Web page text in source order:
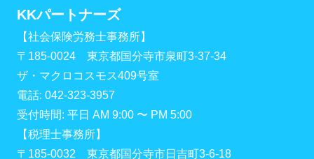
KKパートナーズ
【社会保険労務士事務所】
〒185-0024 東京都国分寺市泉町3-37-34
ザ・マクロコスモス409号室
電話: 042-323-3957
受付時間: 平日 AM 9:00 〜 PM 5:00
【税理士事務所】
〒185-0032 東京都国分寺市日吉町3-6-18